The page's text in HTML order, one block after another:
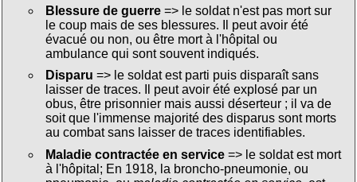
Blessure de guerre=> le soldat n'est pas mort sur
le coup mais de ses blessures. Il peut avoir été
évacué ou non, ou être mort à l'hôpital ou
ambulance qui sont souvent indiqués.
Disparu => le soldat est parti puis disparaît sans
laisser de traces. Il peut avoir été explosé par un
obus, être prisonnier mais aussi déserteur ; il va de
soit que l'immense majorité des disparus sont morts
au combat sans laisser de traces identifiables.
Maladie contractée en service=> le soldat est mort
à l'hôpital; En 1918, la broncho-pneumonie, ou